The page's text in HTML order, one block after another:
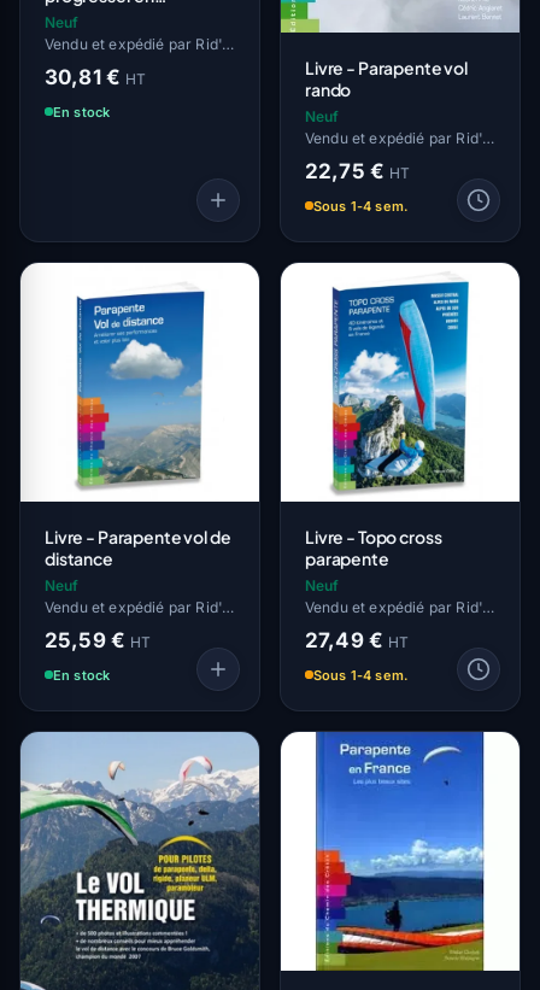
parapente
Neuf
Vendu et expédié par Rid'Air
30,81 € HT
En stock
Livre - Parapente vol
rando
Neuf
Vendu et expédié par Rid'Air
22,75 € HT
Sous 1-4 sem.
Livre - Parapente vol de
distance
Neuf
Vendu et expédié par Rid'Air
25,59 € HT
En stock
Livre - Topo cross
parapente
Neuf
Vendu et expédié par Rid'Air
27,49 € HT
Sous 1-4 sem.